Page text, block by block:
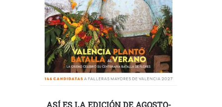
ASÍ ES LA EDICIÓN DE AGOSTO-